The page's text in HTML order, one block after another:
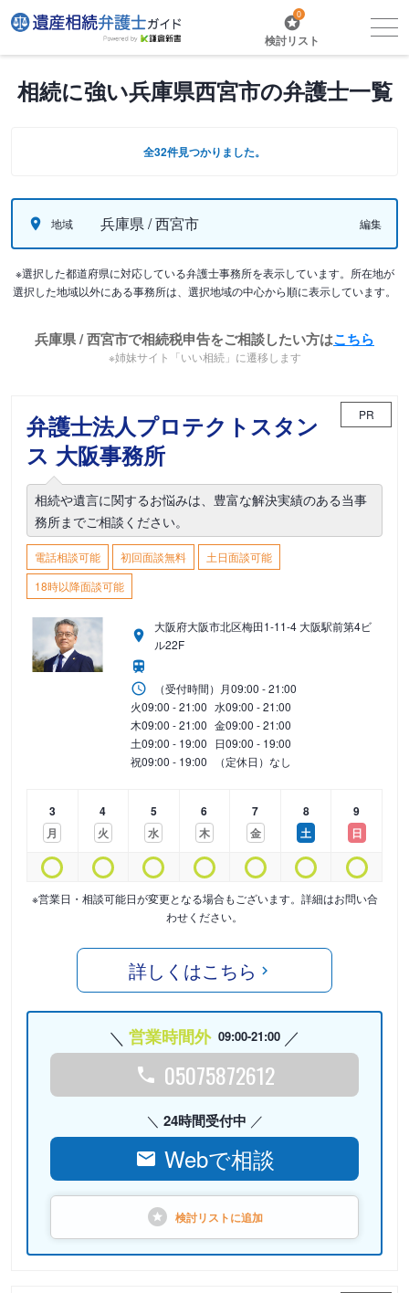
0
検討リスト
相続に強い兵庫県西宮市の弁護士一覧
全32件見つかりました。
地域 兵庫県 / 西宮市 編集
※選択した都道府県に対応している弁護士事務所を表示しています。所在地が
選択した地域以外にある事務所は、選択地域の中心から順に表示しています。
兵庫県 / 西宮市で相続税申告をご相談したい方はこちら
※姉妹サイト「いい相続」に遷移します
弁護士法人プロテクトスタン
ス 大阪事務所
PR
相続や遺言に関するお悩みは、豊富な解決実績のある当事
務所までご相談ください。
電話相談可能 初回面談無料
土日面談可能
18時以降面談可能
大阪府大阪市北区梅田1-11-4 大阪駅前第4ビ
ル22F
（受付時間） 月09:00 - 21:00
火09:00 - 21:00 水09:00 - 21:00
木09:00 - 21:00 金09:00 - 21:00
土09:00 - 19:00 日09:00 - 19:00
祝09:00 - 19:00 （定休日）なし
3
月
4
火
5
水
6
木
7
金
8
土
9
日
※営業日・相談可能日が変更となる場合もございます。詳細はお問い合
わせください。
詳しくはこちら
営業時間外 09:00-21:00
05075872612
24時間受付中
Webで相談
検討リストに追加